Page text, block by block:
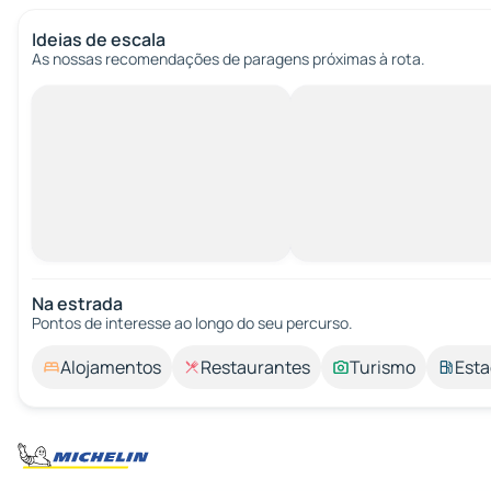
Ideias de escala
As nossas recomendações de paragens próximas à rota.
Na estrada
Pontos de interesse ao longo do seu percurso.
Alojamentos Restaurantes Turismo